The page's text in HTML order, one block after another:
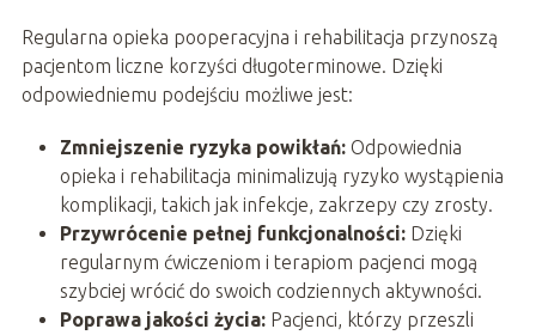
Regularna opieka pooperacyjna i rehabilitacja przynoszą
pacjentom liczne korzyści długoterminowe. Dzięki
odpowiedniemu podejściu możliwe jest:
Zmniejszenie ryzyka powikłań:Odpowiednia
opieka i rehabilitacja minimalizują ryzyko wystąpienia
komplikacji, takich jak infekcje, zakrzepy czy zrosty.
Przywrócenie pełnej funkcjonalności:Dzięki
regularnym ćwiczeniom i terapiom pacjenci mogą
szybciej wrócić do swoich codziennych aktywności.
Poprawa jakości życia:Pacjenci, którzy przeszli